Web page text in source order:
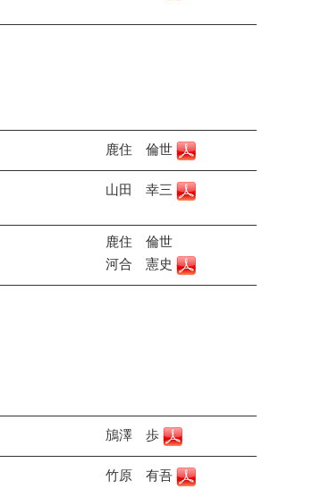
鹿住 倫世
山田 幸三
鹿住 倫世
河合 憲史
鴋澤 歩
竹原 有吾